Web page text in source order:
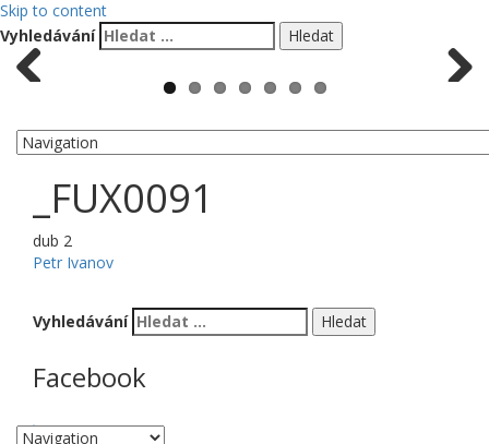
Skip to content
Vyhledávání
_FUX0091
dub 2
Petr Ivanov
Vyhledávání
Facebook
WordPress Gallery